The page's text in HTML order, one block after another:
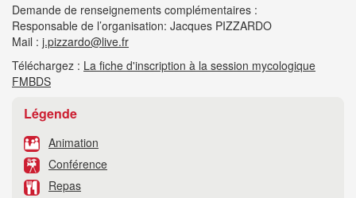
Demande de renseignements complémentaires :
Responsable de l’organisation: Jacques PIZZARDO
Mail : j.pizzardo@live.fr
Téléchargez : La fiche d'inscription à la session mycologique
FMBDS
Légende
Animation
Conférence
Repas